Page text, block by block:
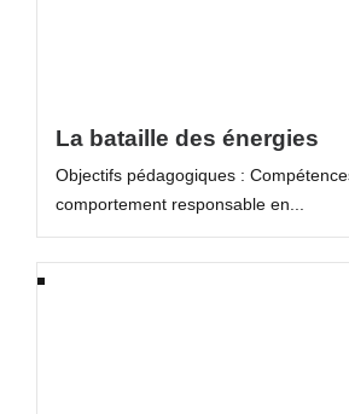
La bataille des énergies
Objectifs pédagogiques :
comportement responsable en...